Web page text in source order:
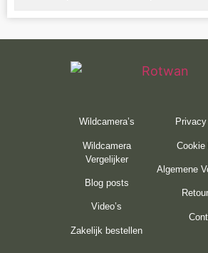
Wildcamera’s
Wildcamera
Vergelijker
Blog posts
Video’s
Zakelijk bestellen
Cookie
Algemene